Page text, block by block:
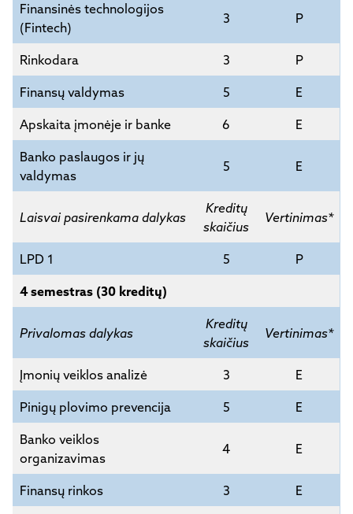
Finansinės technologijos
(Fintech)
3 P
Rinkodara 3 P
Finansų valdymas 5 E
Apskaita įmonėje ir banke 6 E
Banko paslaugos ir jų
valdymas
5 E
Laisvai pasirenkama dalykas
Kreditų
skaičius
Vertinimas*
LPD 1 5 P
4 semestras (30 kreditų)
Privalomas dalykas
Kreditų
skaičius
Vertinimas*
Įmonių veiklos analizė 3 E
Pinigų plovimo prevencija 5 E
Banko veiklos
organizavimas
4 E
Finansų rinkos 3 E